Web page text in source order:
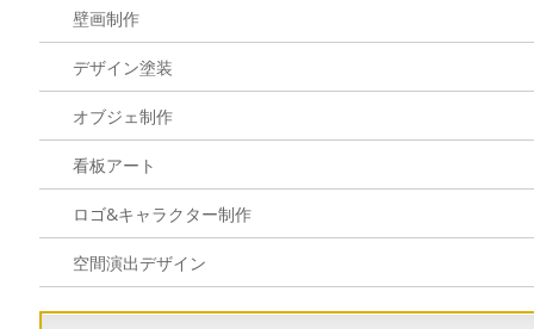
壁画制作
デザイン塗装
オブジェ制作
看板アート
ロゴ&キャラクター制作
空間演出デザイン